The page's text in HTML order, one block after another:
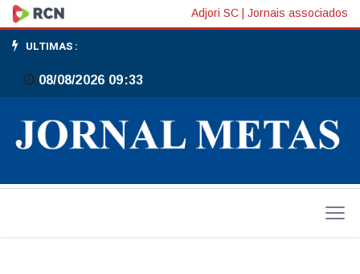
Morador
do
Gaspar
Mirim
colhe
batata-
Adjori SC Jornais associados
ULTIMAS :
08/08/2026 09:33